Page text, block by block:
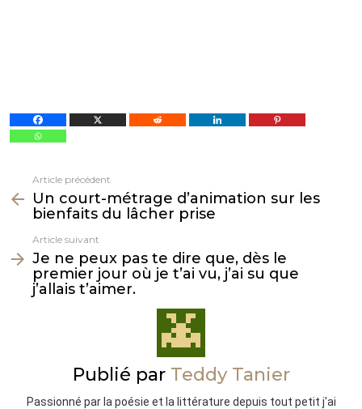
plus
Article précédent
Un court-métrage d’animation sur les
bienfaits du lâcher prise
Article suivant
Je ne peux pas te dire que, dès le
premier jour où je t’ai vu, j’ai su que
j’allais t’aimer.
Publié par Teddy Tanier
Passionné par la poésie et la littérature depuis tout petit j'ai